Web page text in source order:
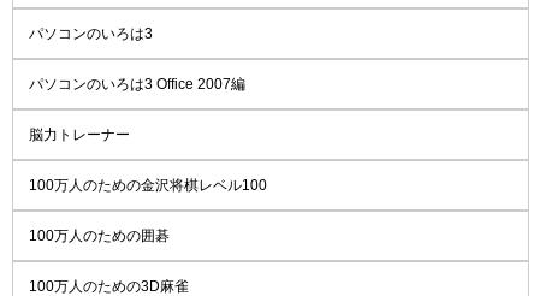
パソコンのいろは3
パソコンのいろは3 Office 2007編
脳力トレーナー
100万人のための金沢将棋レベル100
100万人のための囲碁
100万人のための3D麻雀